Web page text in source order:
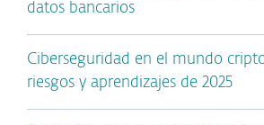
datos bancarios
Ciberseguridad en el mundo
riesgos y aprendizajes de 2025